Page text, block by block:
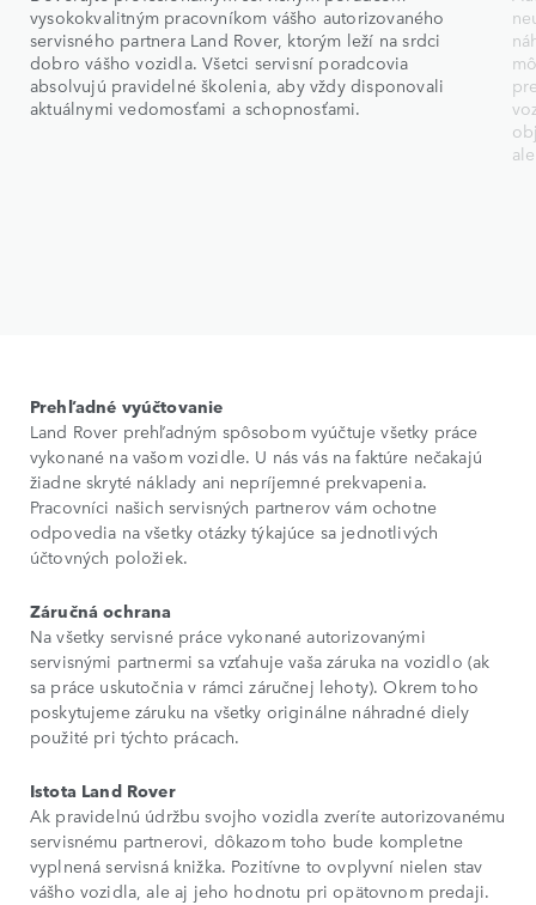
vysokokvalitným pracovníkom vášho autorizovaného
servisného partnera Land Rover, ktorým leží na srdci
dobro vášho vozidla. Všetci servisní poradcovia
absolvujú pravidelné školenia, aby vždy disponovali
aktuálnymi vedomosťami a schopnosťami.
Prehľadné vyúčtovanie
Land Rover prehľadným spôsobom vyúčtuje všetky práce
vykonané na vašom vozidle. U nás vás na faktúre nečakajú
žiadne skryté náklady ani nepríjemné prekvapenia.
Pracovníci našich servisných partnerov vám ochotne
odpovedia na všetky otázky týkajúce sa jednotlivých
účtovných položiek.
Záručná ochrana
Na všetky servisné práce vykonané autorizovanými
servisnými partnermi sa vzťahuje vaša záruka na vozidlo (ak
sa práce uskutočnia v rámci záručnej lehoty). Okrem toho
poskytujeme záruku na všetky originálne náhradné diely
použité pri týchto prácach.
Istota Land Rover
Ak pravidelnú údržbu svojho vozidla zveríte autorizovanému
servisnému partnerovi, dôkazom toho bude kompletne
vyplnená servisná knižka. Pozitívne to ovplyvní nielen stav
vášho vozidla, ale aj jeho hodnotu pri opätovnom predaji.